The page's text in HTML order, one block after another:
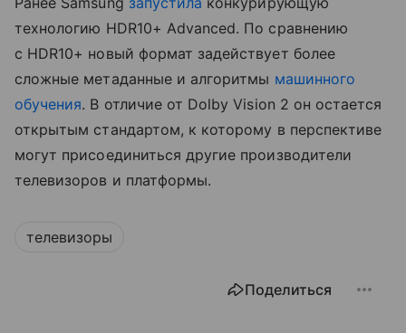
технологию HDR10+ Advanced. По сравнению
с HDR10+ новый формат задействует более
сложные метаданные и алгоритмы машинного
обучения. В отличие от Dolby Vision 2 он остается
открытым стандартом, к которому в перспективе
могут присоединиться другие производители
телевизоров и платформы.
телевизоры
Поделиться